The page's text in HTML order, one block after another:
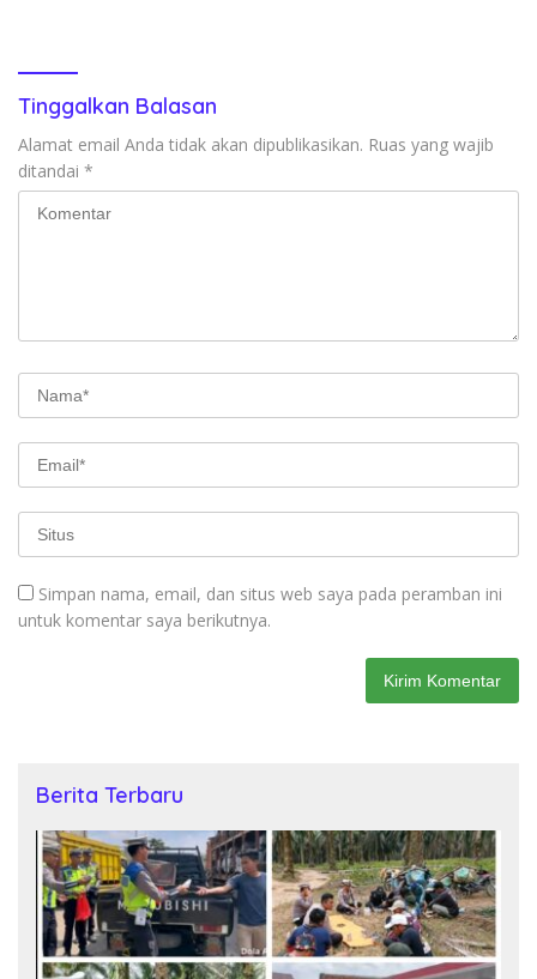
Tinggalkan Balasan
Alamat email Anda tidak akan dipublikasikan. Ruas yang wajib
ditandai *
Simpan nama, email, dan situs web saya pada peramban ini
untuk komentar saya berikutnya.
Berita Terbaru